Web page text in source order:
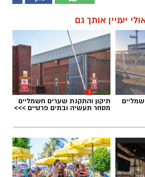
יעניין אותך גם
תיקון והתקנת שערים חשמליים
מסחר תעשיה ובתים פרטיים >>>